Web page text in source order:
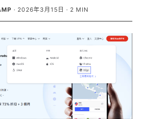
· 2026年3月15日 · 2 MIN